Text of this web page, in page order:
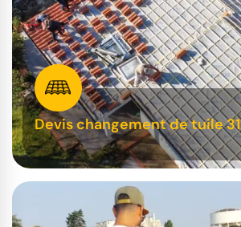
Devis changement de tuile 31